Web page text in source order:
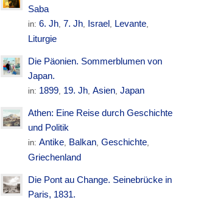
Saba
in:6. Jh, 7. Jh, Israel, Levante,
Liturgie
Die Päonien. Sommerblumen von
Japan.
in: 1899, 19. Jh,Asien,Japan
Athen: Eine Reise durch Geschichte
und Politik
in:Antike, Balkan,Geschichte,
Griechenland
Die Pont au Change. Seinebrücke in
Paris, 1831.